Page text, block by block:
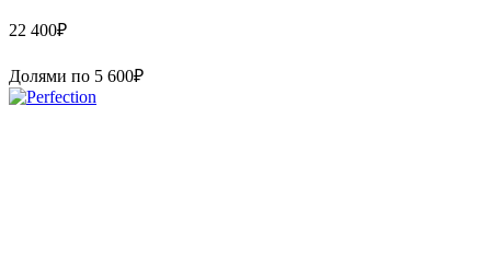
22 400₽
Долями по 5 600₽